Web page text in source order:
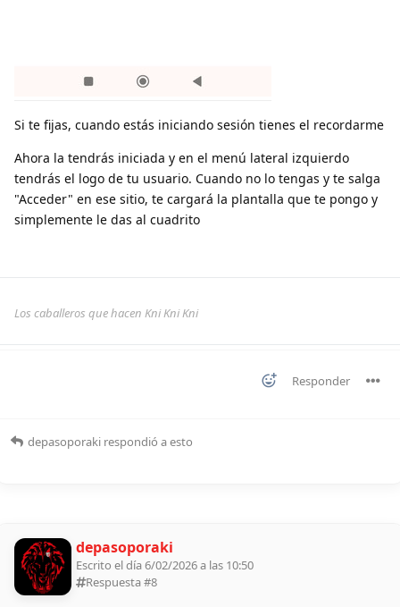
Si te fijas, cuando estás iniciando sesión tienes el recordarme
Ahora la tendrás iniciada y en el menú lateral izquierdo
tendrás el logo de tu usuario. Cuando no lo tengas y te salga
"Acceder" en ese sitio, te cargará la plantalla que te pongo y
simplemente le das al cuadrito
Los caballeros que hacen Kni Kni Kni
Responder
depasoporaki respondió a esto
depasoporaki
Escrito el día 6/02/2026 a las 10:50
Respuesta #8